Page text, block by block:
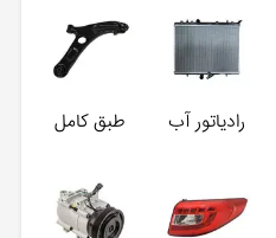
رادیاتور آب طبق کامل